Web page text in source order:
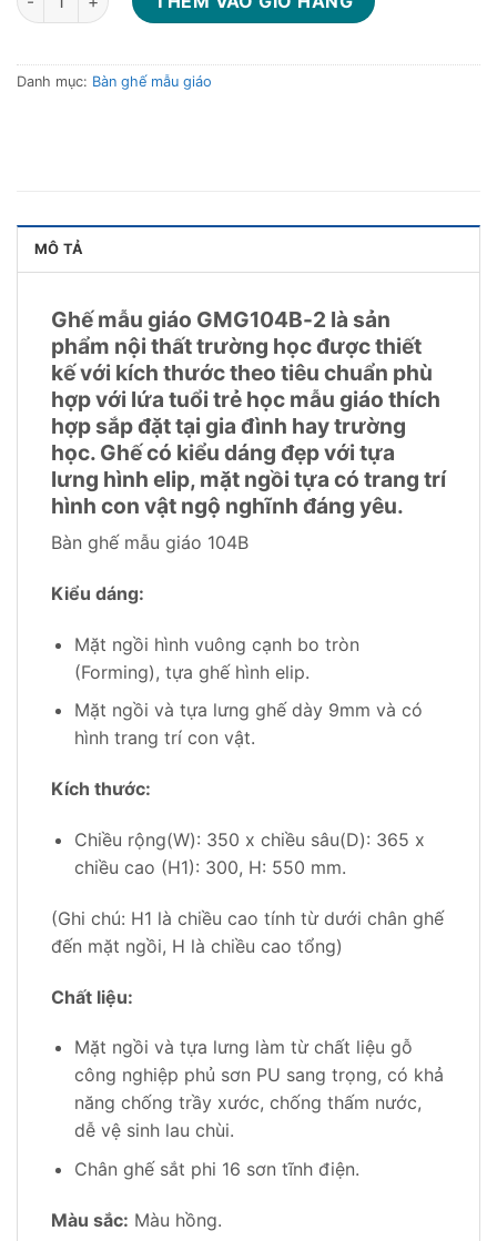
239,000₫.là:
169,000₫.
Danh mục: Bàn ghế mẫu giáo
MÔ TẢ
Ghế mẫu giáo GMG104B-2 là sản
phẩm nội thất trường học được thiết
kế với kích thước theo tiêu chuẩn phù
hợp với lứa tuổi trẻ học mẫu giáo thích
hợp sắp đặt tại gia đình hay trường
học. Ghế có kiểu dáng đẹp với tựa
lưng hình elip, mặt ngồi tựa có trang trí
hình con vật ngộ nghĩnh đáng yêu.
Bàn ghế mẫu giáo 104B
Kiểu dáng:
Mặt ngồi hình vuông cạnh bo tròn
(Forming), tựa ghế hình elip.
Mặt ngồi và tựa lưng ghế dày 9mm và có
hình trang trí con vật.
Kích thước:
Chiều rộng(W): 350 x chiều sâu(D): 365 x
chiều cao (H1): 300, H: 550 mm.
(Ghi chú: H1 là chiều cao tính từ dưới chân ghế
đến mặt ngồi, H là chiều cao tổng)
Chất liệu:
Mặt ngồi và tựa lưng làm từ chất liệu gỗ
công nghiệp phủ sơn PU sang trọng, có khả
năng chống trầy xước, chống thấm nước,
dễ vệ sinh lau chùi.
Chân ghế sắt phi 16 sơn tĩnh điện.
Màu sắc: Màu hồng.